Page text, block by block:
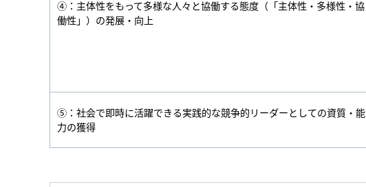
④：主体性をもって多様な人々と協働する態度（「主体性・多様性・協
働性」）の発展・向上
⑤：社会で即時に活躍できる実践的な競争的リーダーとしての資質・能
力の獲得